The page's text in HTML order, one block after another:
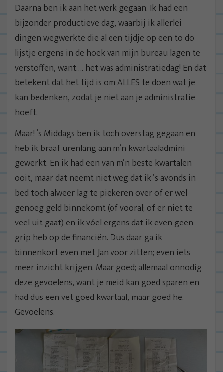
Daarna ben ik aan het werk gegaan. Ik had een
bijzonder productieve dag, waarbij ik allerlei
dingen wegwerkte die al een tijdje op een to do
lijstje ergens in de hoek van mijn bureau lagen te
verstoffen, want…. het was administratiedag! En dat
betekent dat het tijd is om ALLES te doen wat je
kan bedenken, zodat je niet aan je administratie
hoeft.
Maar! ‘s Middags ben ik toch overstag gegaan en
heb ik braaf urenlang aan m’n kwartaaladmini
gewerkt. En ik had een van m’n beste kwartalen
ooit, maar dat neemt niet weg dat ik ‘s avonds in
bed toch alweer lag te piekeren over of er wel
genoeg geld binnekomt (of vooral; of er niet te
veel uit gaat) en ik vóel ergens dat ik even geen
grip heb op de financiën. Dus daar ga ik
binnenkort even met Jan voor zitten; even iets
meer inzicht krijgen. Maar goed; allemaal onnodig
deze gevoelens, want je meid kan goed sparen en
had dus een vet goed kwartaal, maar goed he.
Gevoelens.